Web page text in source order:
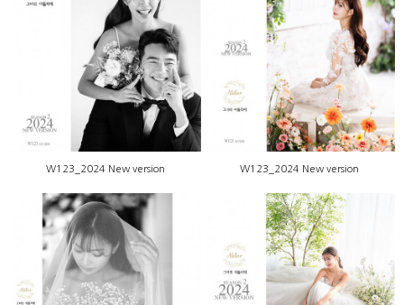
W123_2024 New version
W123_2024 New version
W123_2024 New version
W123_2024 New version
W123_2024 New version W123_2024 New version